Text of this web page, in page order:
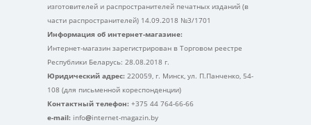
изготовителей и распространителей печатных изданий (в
части распространителей) 14.09.2018 №3/1701
Информация об интернет-магазине:
Интернет-магазин зарегистрирован в Торговом реестре
Республики Беларусь: 28.08.2018 г.
Юридический адрес: 220059, г. Минск, ул. П.Панченко, 54-
108 (для письменной кореспонденции)
Контактный телефон: +375 44 764-66-66
e-mail: info@internet-magazin.by